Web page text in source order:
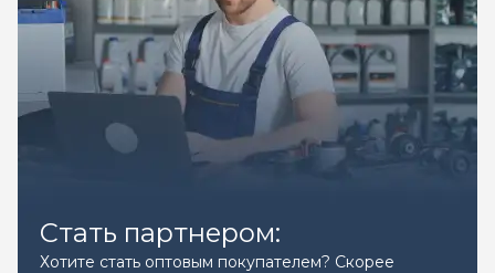
Стать партнером:
Хотите стать оптовым покупателем? Скорее